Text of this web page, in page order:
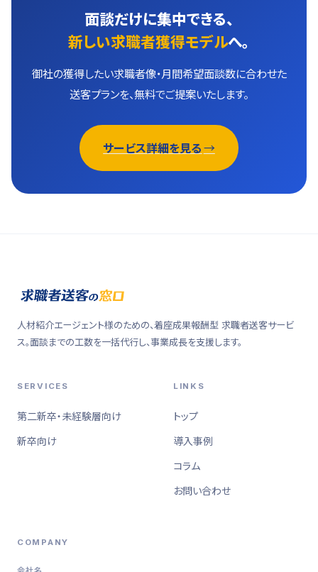
面談だけに集中できる、
新しい求職者獲得モデルへ。
御社の獲得したい求職者像・月間希望面談数に合わせた
送客プランを、無料でご提案いたします。
サービス詳細を見る
人材紹介エージェント様のための、着座成果報酬型 求職者送客サービ
ス。面談までの工数を一括代行し、事業成長を支援します。
SERVICES
第二新卒・未経験層向け
新卒向け
LINKS
トップ
導入事例
コラム
お問い合わせ
COMPANY